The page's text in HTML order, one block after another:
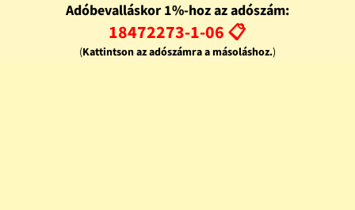
Adóbevalláskor 1%-hoz az adószám:
18472273-1-06 📋
(Kattintson az adószámra a másoláshoz.)